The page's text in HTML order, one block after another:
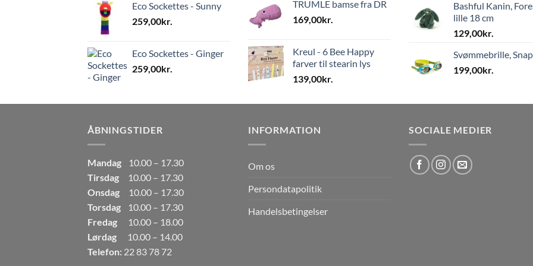
Eco Sockettes - Sunny
259,00kr.
Eco Sockettes - Ginger
259,00kr.
TRUMLE bamse fra DR
169,00kr.
Kreul - 6 Bee Happy
farver til stearin lys
139,00kr.
Bashful Kanin,
lille 18 cm
129,00kr.
Svømmebrille,
199,00kr.
ÅBNINGSTIDER
Mandag
10.00 – 17.30
Tirsdag
10.00 – 17.30
Onsdag
10.00 – 17.30
Torsdag
10.00 – 17.30
Fredag
10.00 – 18.00
Lørdag
10.00 – 14.00
Telefon: 22 83 78 72
INFORMATION
Om os
Persondatapolitik
Handelsbetingelser
SOCIALE MEDIER